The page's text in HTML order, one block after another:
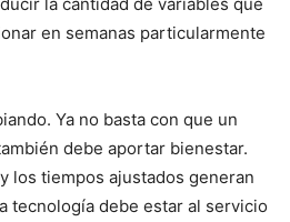
en semanas particularmente
Ya no basta con que un
debe aportar bienestar.
los tiempos ajustados generan
tecnología debe estar al servicio